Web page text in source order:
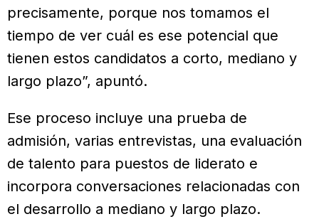
precisamente, porque nos tomamos el
tiempo de ver cuál es ese potencial que
tienen estos candidatos a corto, mediano y
largo plazo”, apuntó.
Ese proceso incluye una prueba de
admisión, varias entrevistas, una evaluación
de talento para puestos de liderato e
incorpora conversaciones relacionadas con
el desarrollo a mediano y largo plazo.